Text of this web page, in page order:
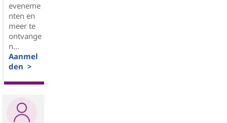
eveneme
nten en
meer te
ontvange
n...
Aanmel
den >